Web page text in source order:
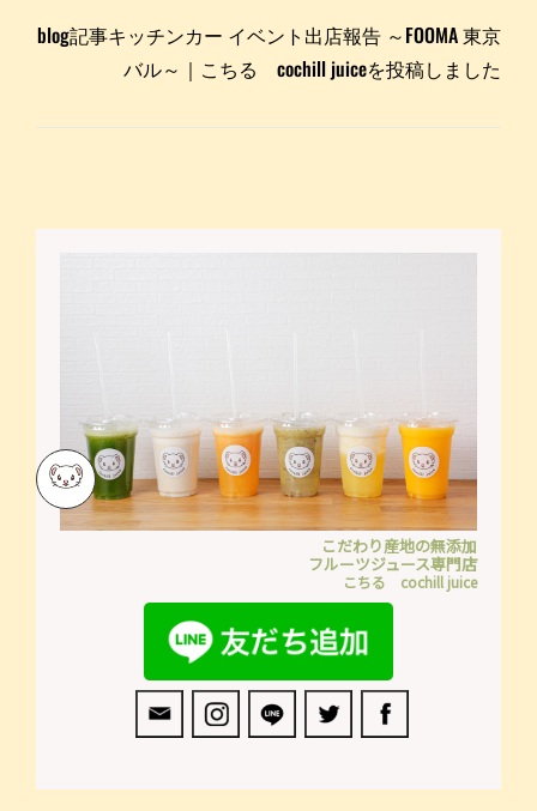
blog記事キッチンカー イベント出店報告 ～FOOMA 東京
バル～｜こちる cochill juiceを投稿しました
こだわり産地の無添加
フルーツジュース専門店
こちる cochill juice